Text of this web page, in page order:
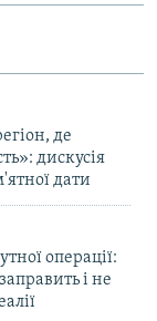
де
дискусія
дати
операції:
і не